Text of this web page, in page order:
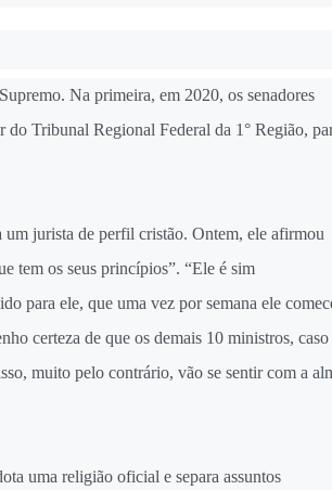
Na primeira, em 2020, os senadores
do Tribunal Regional Federal da 1° Região,
um jurista de perfil cristão. Ontem, ele afirmou
tem os seus princípios”. “Ele é sim
para ele, que uma vez por semana ele
certeza de que os demais 10 ministros,
muito pelo contrário, vão se sentir com a
uma religião oficial e separa assuntos